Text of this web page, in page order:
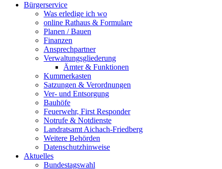
Bürgerservice
Was erledige ich wo
online Rathaus & Formulare
Planen / Bauen
Finanzen
Ansprechpartner
Verwaltungsgliederung
Ämter & Funktionen
Kummerkasten
Satzungen & Verordnungen
Ver- und Entsorgung
Bauhöfe
Feuerwehr, First Responder
Notrufe & Notdienste
Landratsamt Aichach-Friedberg
Weitere Behörden
Datenschutzhinweise
Aktuelles
Bundestagswahl